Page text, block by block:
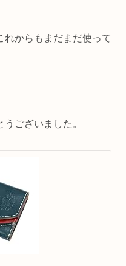
れからもまだまだ使って
ございました。